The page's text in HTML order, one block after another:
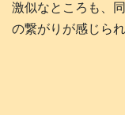
激似なところも、
の繋がりが感じら